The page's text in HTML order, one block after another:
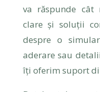
va răspunde
clare și soluții
despre o
aderare sau
îți oferim suport